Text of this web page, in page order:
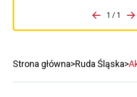
porzpedniego komunikatu
1 / 1
Strona główna Ruda Śląska